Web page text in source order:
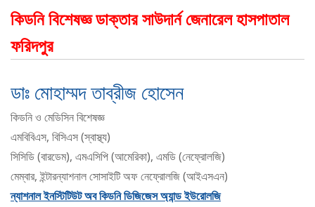
কিডনি বিশেষজ্ঞ ডাক্তার সাউদার্ন জেনারেল হাসপাতাল
ফরিদপুর
ডাঃ মোহাম্মদ তাব্রীজ হোসেন
কিডনি ও মেডিসিন বিশেষজ্ঞ
এমবিবিএস, বিসিএস (স্বাস্থ্য)
সিসিডি (বারডেম), এমএসিপি (আমেরিকা), এমডি (নেফ্রোলজি)
মেম্বার, ইন্টারন্যাশনাল সোসাইটি অফ নেফ্রোলজি (আইএসএন)
ন্যাশনাল ইনস্টিটিউট অব কিডনি ডিজিজেস অ্যান্ড ইউরোলজি